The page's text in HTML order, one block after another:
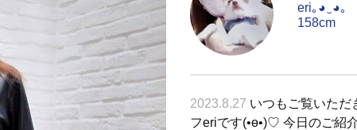
eri｡◕‿◕｡
158cm
2023.8.27 いつもご覧いた
フeriです(•ө•)♡ 今日のご紹